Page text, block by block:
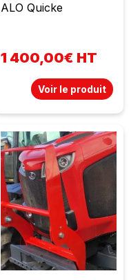
ALO Quicke
1 400,00€ HT
Voir le produit